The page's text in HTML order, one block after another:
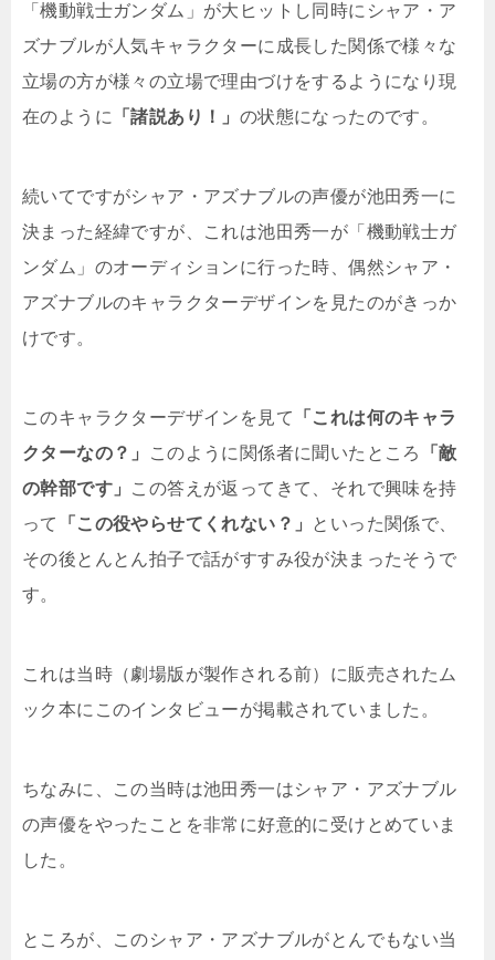
「機動戦士ガンダム」が大ヒットし同時にシャア・ア
ズナブルが人気キャラクターに成長した関係で様々な
立場の方が様々の立場で理由づけをするようになり現
在のように
「諸説あり！」 の状態になったのです。
続いてですがシャア・アズナブルの声優が池田秀一に
決まった経緯ですが、これは池田秀一が「機動戦士ガ
ンダム」のオーディションに行った時、偶然シャア・
アズナブルのキャラクターデザインを見たのがきっか
けです。
このキャラクターデザインを見て
「これは何のキャラ
クターなの？」
このように関係者に聞いたところ
「敵
の幹部です」 この答えが返ってきて、それで興味を持
って
「この役やらせてくれない？」 といった関係で、
その後とんとん拍子で話がすすみ役が決まったそうで
す。
これは当時（劇場版が製作される前）に販売されたム
ック本にこのインタビューが掲載されていました。
ちなみに、この当時は池田秀一はシャア・アズナブル
の声優をやったことを非常に好意的に受けとめていま
した。
ところが、このシャア・アズナブルがとんでもない当